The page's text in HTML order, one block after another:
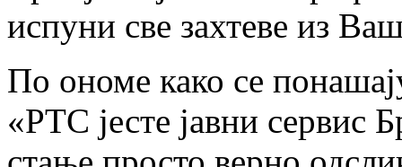
испуни све захтеве из
По ономе како се
«РТС јесте јавни сервис